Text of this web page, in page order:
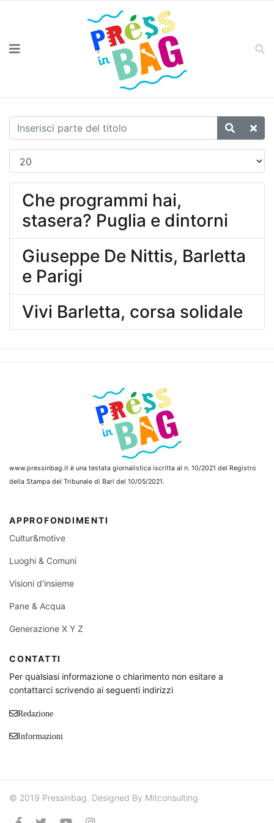
Che programmi hai,
stasera? Puglia e dintorni
Giuseppe De Nittis, Barletta
e Parigi
Vivi Barletta, corsa solidale
www.pressinbag.it è una testata giornalistica iscritta al n. 10/2021 del Registro
della Stampa del Tribunale di Bari del 10/05/2021.
APPROFONDIMENTI
Cultur&motive
Luoghi & Comuni
Visioni d'insieme
Pane & Acqua
Generazione X Y Z
CONTATTI
Per qualsiasi informazione o chiarimento non esitare a
contattarci scrivendo ai seguenti indirizzi
Redazione
Informazioni
© 2019 Pressinbag. Designed By Mitconsulting